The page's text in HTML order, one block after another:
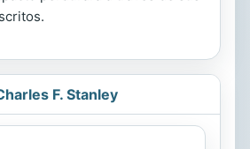
F. Stanley